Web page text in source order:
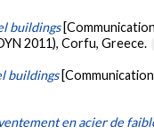
buildings
2011), Corfu, Greece.
buildings
en acier de